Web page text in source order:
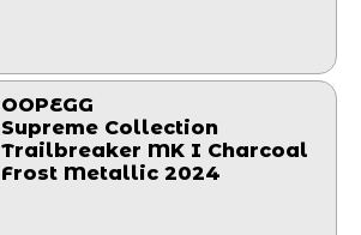
OOPEGG
Supreme Collection
Trailbreaker MK I Charcoal
Frost Metallic 2024